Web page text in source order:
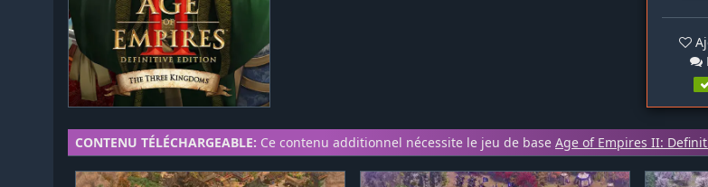
CONTENU TÉLÉCHARGEABLE: Ce contenu additionnel nécessite le jeu de base Age of Empires II: